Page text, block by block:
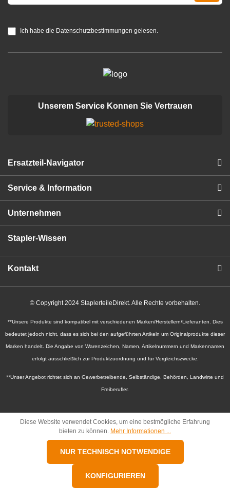
Ich habe die Datenschutzbestimmungen gelesen.
Unserem Service Konnen Sie Vertrauen
Ersatzteil-Navigator
Service & Information
Unternehmen
Stapler-Wissen
Kontakt
© Copyright 2024 StaplerteileDirekt. Alle Rechte vorbehalten.
**Unsere Produkte sind kompatibel mit verschiedenen Marken/Herstellern/Lieferanten. Dies
bedeutet jedoch nicht, dass es sich bei den aufgeführten Artikeln um Originalprodukte dieser
Marken handelt. Die Angabe von Warenzeichen, Namen, Artikelnummern und Markennamen
erfolgt ausschließlich zur Produktzuordnung und für Vergleichszwecke.
**Unser Angebot richtet sich an Gewerbetreibende, Selbständige, Behörden, Landwirte und
Freiberufler.
Diese Website verwendet Cookies, um eine bestmögliche Erfahrung
bieten zu können. Mehr Informationen ...
NUR TECHNISCH NOTWENDIGE
KONFIGURIEREN